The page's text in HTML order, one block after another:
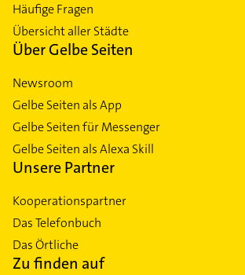
Häufige Fragen
Übersicht aller Städte
Über Gelbe Seiten
Newsroom
Gelbe Seiten als App
Gelbe Seiten für Messenger
Gelbe Seiten als Alexa Skill
Unsere Partner
Kooperationspartner
Das Telefonbuch
Das Örtliche
Zu finden auf